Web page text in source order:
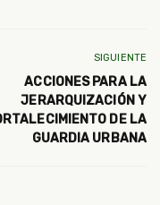
SIGUIENTE
ACCIONES PARA LA
JERARQUIZACIÓN Y
DE LA
GUARDIA URBANA